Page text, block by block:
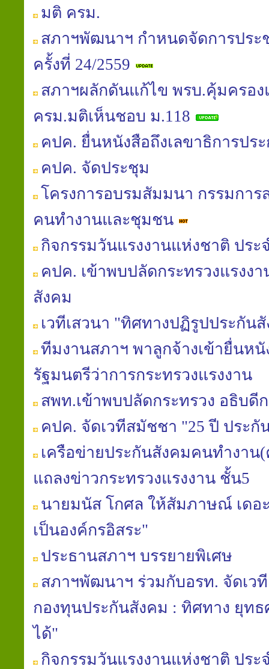
มติ ครม.
สภาฯพัฒนาฯ กำหนดจัดการปร
ครั้งที่ 24/2559
สภาฯผลักดันแก้ไข พรบ.คุ้มครอง
ครม.มติเห็นชอบ ม.118
คปค. ยื่นหนังสือถึงเลขาธิการปร
คปค. จัดประชุม
โครงการอบรมสัมมนา กรรมการ
คนทำงานและชุมชน
กิจกรรมวันแรงงานแห่งชาติ ประ
คปค. เข้าพบปลัดกระทรวงแรงง
สังคม
เวทีเสวนา "ทิศทางปฏิรูปประกัน
ทีมงานสภาฯ พาลูกจ้างเข้ายื่นห
รัฐมนตรีว่าการกระทรวงแรงงาน
สพท.เข้าพบปลัดกระทรวง อธิบดี
คปค. จัดเวทีสมัชชา "25 ปี ประกั
เครือข่ายประกันสังคมคนทำงาน
แถลงข่าวกระทรวงแรงงาน ชั้น5
นายมนัส โกศล ให้สัมภาษณ์ เดอ
เป็นองค์กรอิสระ"
ประธานสภาฯ บรรยายพิเศษ
สภาฯพัฒนาฯ ร่วมกับอรท. จัดเว
กองทุนประกันสังคม : ทิศทาง ยุท
ได้"
กิจกรรมวันแรงงานแห่งชาติ ประ